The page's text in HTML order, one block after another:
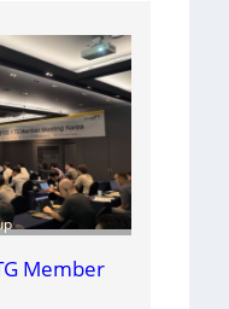
Member